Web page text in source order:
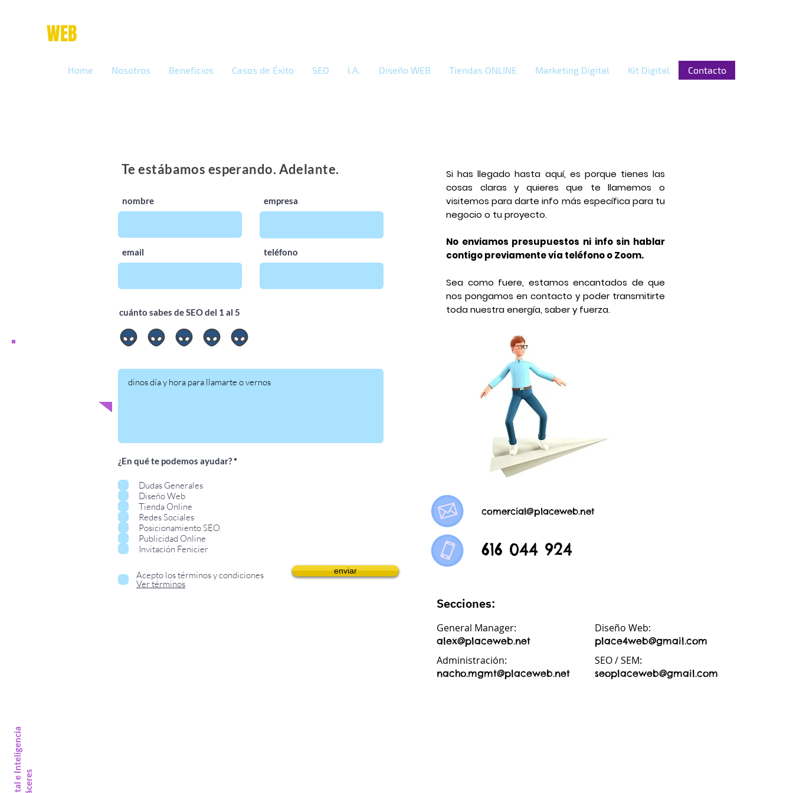
WEB
Home Nosotros Beneficios Casos de Éxito SEO I.A. Diseño WEB Tiendas ONLINE Marketing Digital Kit Digital Contacto
Te estábamos esperando. Adelante.
nombre
email
empresa
teléfono
cuánto sabes de SEO del 1 al 5
¿En qué te podemos ayudar?*O
Dudas Generales
Diseño Web
Tienda Online
Redes Sociales
Posicionamiento SEO
Publicidad Online
Invitación Fenicier
Acepto los términos y condiciones
Ver términos
enviar
Si has llegado hasta aquí, es porque tienes las
cosas claras y quieres que te llamemos o
visitemos para darte info más específica para tu
negocio o tu proyecto.
No enviamos presupuestos ni info sin hablar
contigo previamente vía teléfono o Zoom.
Sea como fuere, estamos encantados de que
nos pongamos en contacto y poder transmitirte
toda nuestra energía, saber y fuerza.
comercial@placeweb.net
616 044 924
Secciones:
General Manager:
alex@placeweb.net
Administración:
nacho.mgmt@placeweb.net
Diseño Web:
place4web@gmail.com
SEO / SEM:
seoplaceweb@gmail.com